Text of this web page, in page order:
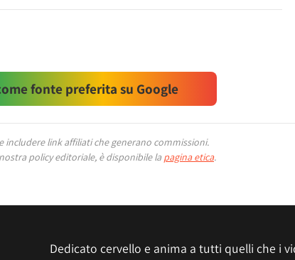
fonte preferita su Google
link affiliati che generano commissioni.
policy editoriale, è disponibile la pagina etica.
Dedicato cervello e anima a tutti quelli che i